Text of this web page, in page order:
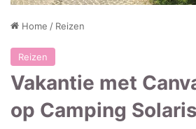
Home / Reizen
Reizen
Vakantie met
op Camping